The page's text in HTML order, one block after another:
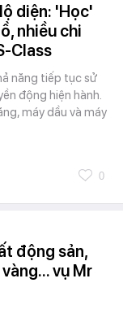
diện: 'Học'
nhiều chi
Class
năng tiếp tục sử
động hiện hành.
máy dầu và máy
0
động sản,
vụ Mr